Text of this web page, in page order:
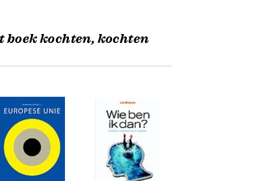
boek kochten, kochten